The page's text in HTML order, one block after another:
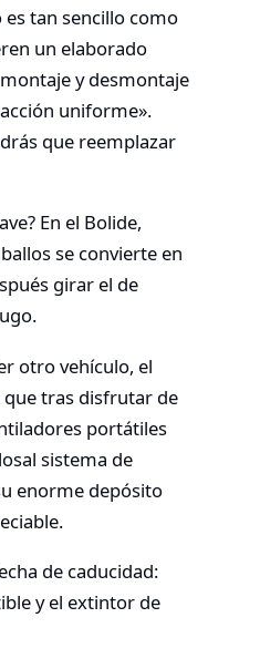
es tan sencillo como
un elaborado
y desmontaje
uniforme».
que reemplazar
En el Bolide,
se convierte en
girar el de
otro vehículo, el
tras disfrutar de
portátiles
sistema de
enorme depósito
.
de caducidad:
y el extintor de